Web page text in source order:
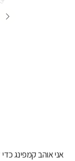
אני אוהב קמפינג